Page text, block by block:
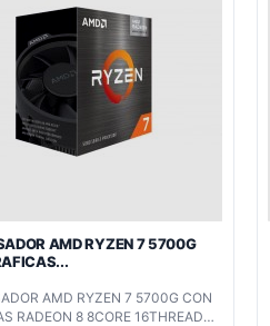
AMD RYZEN 7 5700G
AMD RYZEN 7 5700G CON
RADEON 8 8CORE 16THREADS